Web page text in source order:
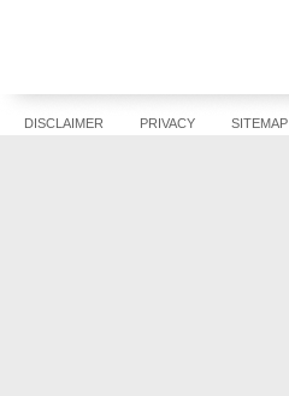
DISCLAIMER PRIVACY SITEMAP